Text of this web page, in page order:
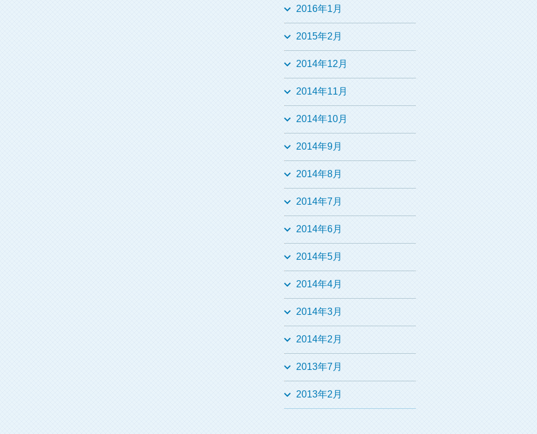
2016年1月
2015年2月
2014年12月
2014年11月
2014年10月
2014年9月
2014年8月
2014年7月
2014年6月
2014年5月
2014年4月
2014年3月
2014年2月
2013年7月
2013年2月